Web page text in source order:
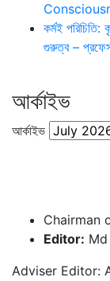
কর্মই পরিচিতি:
গুরুত্ব –
আর্কাইভ
আর্কাইভ
Chairman
Editor:
Adviser Editor: